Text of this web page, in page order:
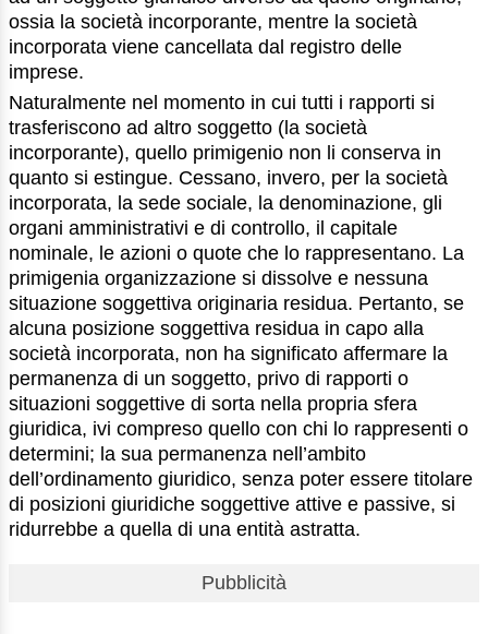
ossia la società incorporante, mentre la società
incorporata viene cancellata dal registro delle
imprese.
Naturalmente nel momento in cui tutti i rapporti si
trasferiscono ad altro soggetto (la società
incorporante), quello primigenio non li conserva in
quanto si estingue. Cessano, invero, per la società
incorporata, la sede sociale, la denominazione, gli
organi amministrativi e di controllo, il capitale
nominale, le azioni o quote che lo rappresentano. La
primigenia organizzazione si dissolve e nessuna
situazione soggettiva originaria residua. Pertanto, se
alcuna posizione soggettiva residua in capo alla
società incorporata, non ha significato affermare la
permanenza di un soggetto, privo di rapporti o
situazioni soggettive di sorta nella propria sfera
giuridica, ivi compreso quello con chi lo rappresenti o
determini; la sua permanenza nell’ambito
dell’ordinamento giuridico, senza poter essere titolare
di posizioni giuridiche soggettive attive e passive, si
ridurrebbe a quella di una entità astratta.
Pubblicità